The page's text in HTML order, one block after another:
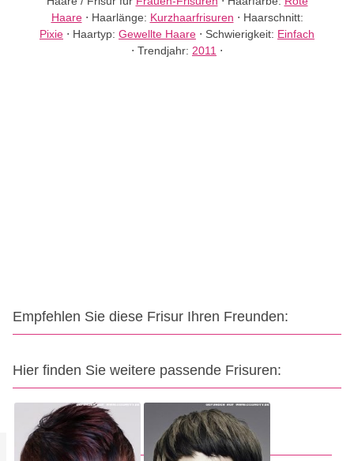
Haare⋅ Haarlänge: Kurzhaarfrisuren ⋅ Haarschnitt:
Pixie ⋅ Haartyp: Gewellte Haare ⋅ Schwierigkeit: Einfach
⋅ Trendjahr: 2011 ⋅
Empfehlen Sie diese Frisur Ihren Freunden:
Hier finden Sie weitere passende Frisuren: